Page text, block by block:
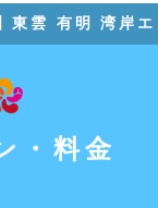
雲 有明 湾岸
・料金